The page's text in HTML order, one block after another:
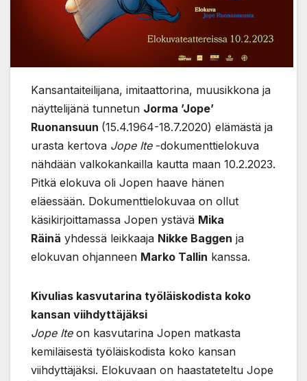
Kansantaiteilijana, imitaattorina, muusikkona ja
näyttelijänä tunnetun Jorma ’Jope’
Ruonansuun (15.4.1964-18.7.2020) elämästä ja
urasta kertova Jope Ite-dokumenttielokuva
nähdään valkokankailla kautta maan 10.2.2023.
Pitkä elokuva oli Jopen haave hänen
eläessään. Dokumenttielokuvaa on ollut
käsikirjoittamassa Jopen ystävä Mika
Räinä yhdessä leikkaaja Nikke Baggen ja
elokuvan ohjanneen Marko Tallin kanssa.
Kivulias kasvutarina työläiskodista koko
kansan viihdyttäjäksi
Jope Iteon kasvutarina Jopen matkasta
kemiläisestä työläiskodista koko kansan
viihdyttäjäksi. Elokuvaan on haastateteltu Jope